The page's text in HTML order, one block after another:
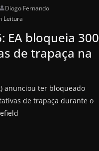
Diogo Fernando
Leitura
EA bloqueia 300
de trapaça na
anunciou ter bloqueado
de trapaça durante o